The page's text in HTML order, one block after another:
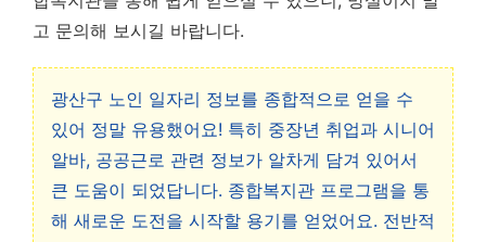
고 문의해 보시길 바랍니다.
광산구 노인 일자리 정보를 종합적으로 얻을 수
있어 정말 유용했어요! 특히 중장년 취업과 시니어
알바, 공공근로 관련 정보가 알차게 담겨 있어서
큰 도움이 되었답니다. 종합복지관 프로그램을 통
해 새로운 도전을 시작할 용기를 얻었어요. 전반적